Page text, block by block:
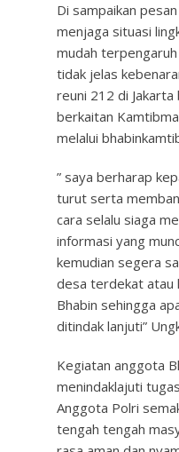
Di sampaikan
menjaga situasi
mudah
tidak jelas
reuni 212 di
berkaitan
melalui
” saya berharap
turut serta
cara selalu siaga
informasi yang
kemudian segera
desa terdekat atau
Bhabin sehingga
ditindak lanjuti”
Kegiatan anggota
menindaklajuti
Anggota Polri
tengah tengah